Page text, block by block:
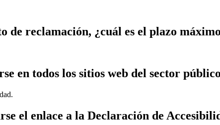
de reclamación, ¿cuál es el plazo
en todos los sitios web del sector
el enlace a la Declaración de